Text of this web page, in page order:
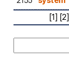
[1] [2]